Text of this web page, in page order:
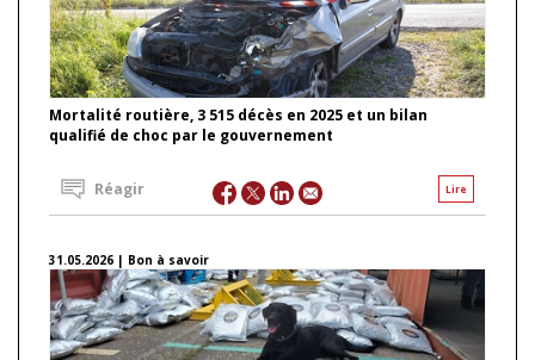
Mortalité routière, 3 515 décès en 2025 et un bilan
qualifié de choc par le gouvernement
Lire
Réagir
31.05.2026 | Bon à savoir